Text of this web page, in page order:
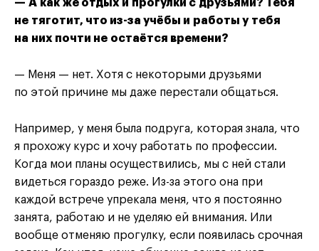
— А как же отдых и прогулки с друзьями? Тебя
не тяготит, что из-за учёбы и работы у тебя
на них почти не остаётся времени?
— Меня — нет. Хотя с некоторыми друзьями
по этой причине мы даже перестали общаться.
Например, у меня была подруга, которая знала, что
я прохожу курс и хочу работать по профессии.
Когда мои планы осуществились, мы с ней стали
видеться гораздо реже. Из-за этого она при
каждой встрече упрекала меня, что я постоянно
занята, работаю и не уделяю ей внимания. Или
вообще отменяю прогулку, если появилась срочная